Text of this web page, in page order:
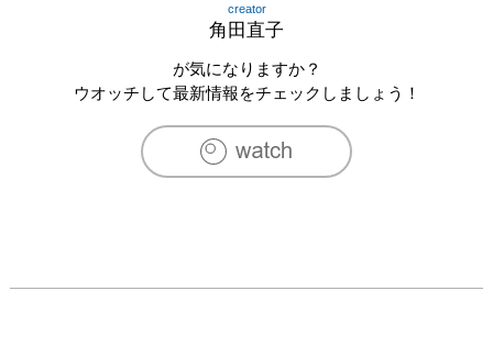
creator
角田直子
が気になりますか？
ウオッチして最新情報をチェックしましょう！